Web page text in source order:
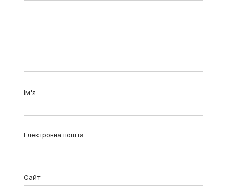
Ім'я
Електронна пошта
Сайт